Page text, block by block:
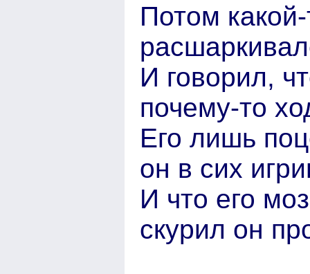
Потом
И говорил,
почему-то
Его лишь
он в сих
И что его
скурил он